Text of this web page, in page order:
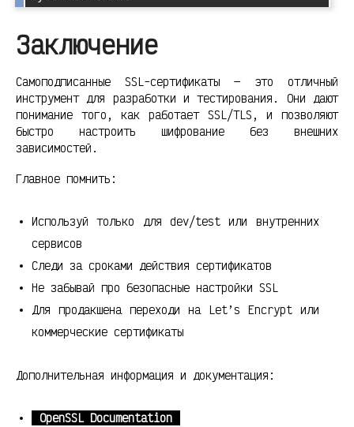
Заключение
Самоподписанные SSL-сертификаты — это отличный
инструмент для разработки и тестирования. Они дают
понимание того, как работает SSL/TLS, и позволяют
быстро настроить шифрование без внешних
зависимостей.
Главное помнить:
Используй только для dev/test или внутренних
сервисов
Следи за сроками действия сертификатов
Не забывай про безопасные настройки SSL
Для продакшена переходи на Let’s Encrypt или
коммерческие сертификаты
Дополнительная информация и документация:
OpenSSL Documentation